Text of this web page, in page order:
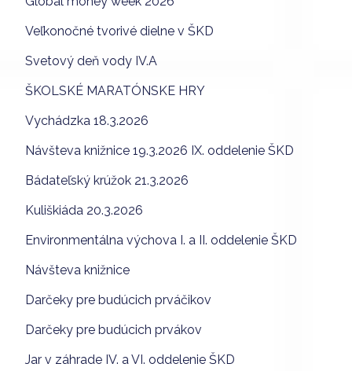
Veľkonočné tvorivé dielne v ŠKD
Svetový deň vody IV.A
ŠKOLSKÉ MARATÓNSKE HRY
Vychádzka 18.3.2026
Návšteva knižnice 19.3.2026 IX. oddelenie ŠKD
Bádateľský krúžok 21.3.2026
Kuliškiáda 20.3.2026
Environmentálna výchova I. a II. oddelenie ŠKD
Návšteva knižnice
Darčeky pre budúcich prváčikov
Darčeky pre budúcich prvákov
Jar v záhrade IV. a VI. oddelenie ŠKD